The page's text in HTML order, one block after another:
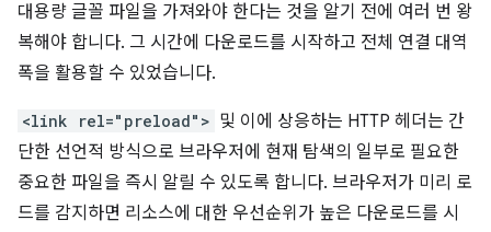
대용량 글꼴 파일을 가져와야 한다는 것을 알기 전에 여러 번 왕
복해야 합니다. 그 시간에 다운로드를 시작하고 전체 연결 대역
폭을 활용할 수 있었습니다.
<link rel="preload"> 및 이에 상응하는 HTTP 헤더는 간
단한 선언적 방식으로 브라우저에 현재 탐색의 일부로 필요한
중요한 파일을 즉시 알릴 수 있도록 합니다. 브라우저가 미리 로
드를 감지하면 리소스에 대한 우선순위가 높은 다운로드를 시